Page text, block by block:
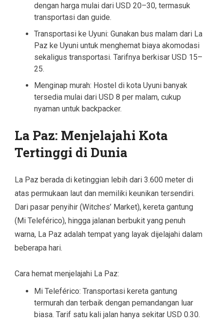
dengan harga mulai dari USD 20–30, termasuk
transportasi dan guide.
Transportasi ke Uyuni: Gunakan bus malam dari La
Paz ke Uyuni untuk menghemat biaya akomodasi
sekaligus transportasi. Tarifnya berkisar USD 15–
25.
Menginap murah: Hostel di kota Uyuni banyak
tersedia mulai dari USD 8 per malam, cukup
nyaman untuk backpacker.
La Paz: Menjelajahi Kota
Tertinggi di Dunia
La Paz berada di ketinggian lebih dari 3.600 meter di
atas permukaan laut dan memiliki keunikan tersendiri.
Dari pasar penyihir (Witches’ Market), kereta gantung
(Mi Teleférico), hingga jalanan berbukit yang penuh
warna, La Paz adalah tempat yang layak dijelajahi dalam
beberapa hari.
Cara hemat menjelajahi La Paz:
Mi Teleférico: Transportasi kereta gantung
termurah dan terbaik dengan pemandangan luar
biasa. Tarif satu kali jalan hanya sekitar USD 0.30.